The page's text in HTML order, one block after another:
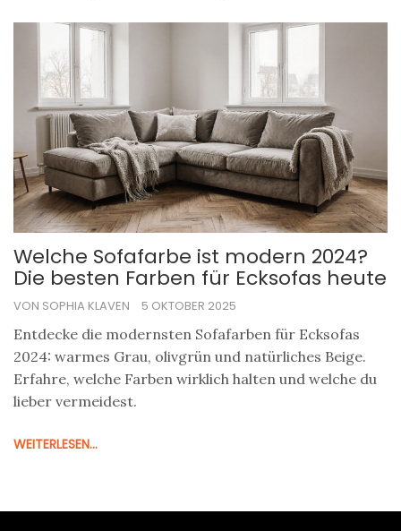
Welche Sofafarbe ist modern 2024?
Die besten Farben für Ecksofas heute
VON SOPHIA KLAVEN 5 OKTOBER 2025
Entdecke die modernsten Sofafarben für Ecksofas
2024: warmes Grau, olivgrün und natürliches Beige.
Erfahre, welche Farben wirklich halten und welche du
lieber vermeidest.
WEITERLESEN...